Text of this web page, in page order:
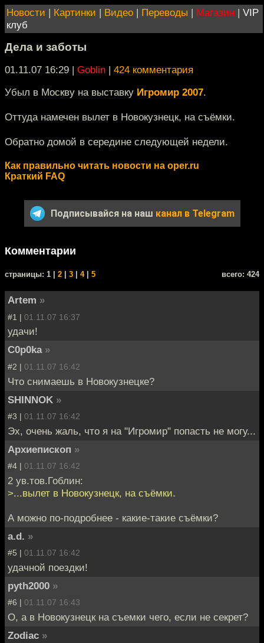
Новости | Картинки | Видео | Переводы | Магазин | VIP
клуб
Дела и заботы
01.11.07 16:29 | Goblin | 424 комментария
Убыл в Москву на выставку Игромир 2007.
Оттуда намечен вылет в Новокузнецк, на съёмки.
Обратно домой в середине следующей недели.
Как правильно читать новости на oper.ru
Краткий FAQ
Подписывайся на наш канал в Telegram
Комментарии
cтраницы: 1 | 2 3 4| 5 всего: 424
Artem »
#1 | 01.11.07 16:37
удачи!
C0p0ka »
#2 | 01.11.07 16:42
Что снимаешь в Новокузнецке?
SHINNOK »
#3 | 01.11.07 16:42
Эх, очень жаль, что я на "Игромир" попасть не могу...
Архиепископ »
#4 | 01.11.07 16:42
2 ув.тов.Гоблин:
>...вылет в Новокузнецк, на съёмки.
А можно по-подробнее - какие-такие съёмки?
a.d. »
#5 | 01.11.07 16:42
удачной поездки!
pyth2000 »
#6 | 01.11.07 16:43
О, а в Новокузнецк на съемки чего, если не секрет?
Zodiac »